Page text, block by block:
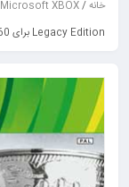
خانه/
Microsoft XBOX
Legacy Edition برای XBOX 360